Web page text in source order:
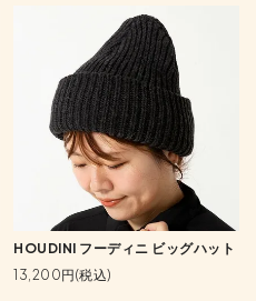
HOUDINI フーディニ ビッグハット
13,200円(税込)